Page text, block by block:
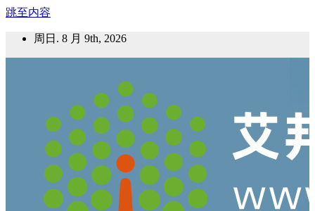
跳至内容
周日. 8 月 9th, 2026